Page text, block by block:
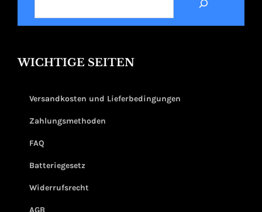
WICHTIGE SEITEN
Versandkosten und Lieferbedingungen
Zahlungsmethoden
FAQ
Batteriegesetz
Widerrufsrecht
AGB